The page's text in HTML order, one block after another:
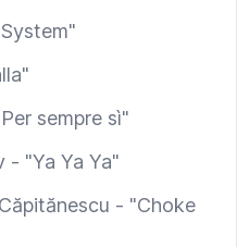
sempre sì"
- "Ya Ya Ya"
- "Choke